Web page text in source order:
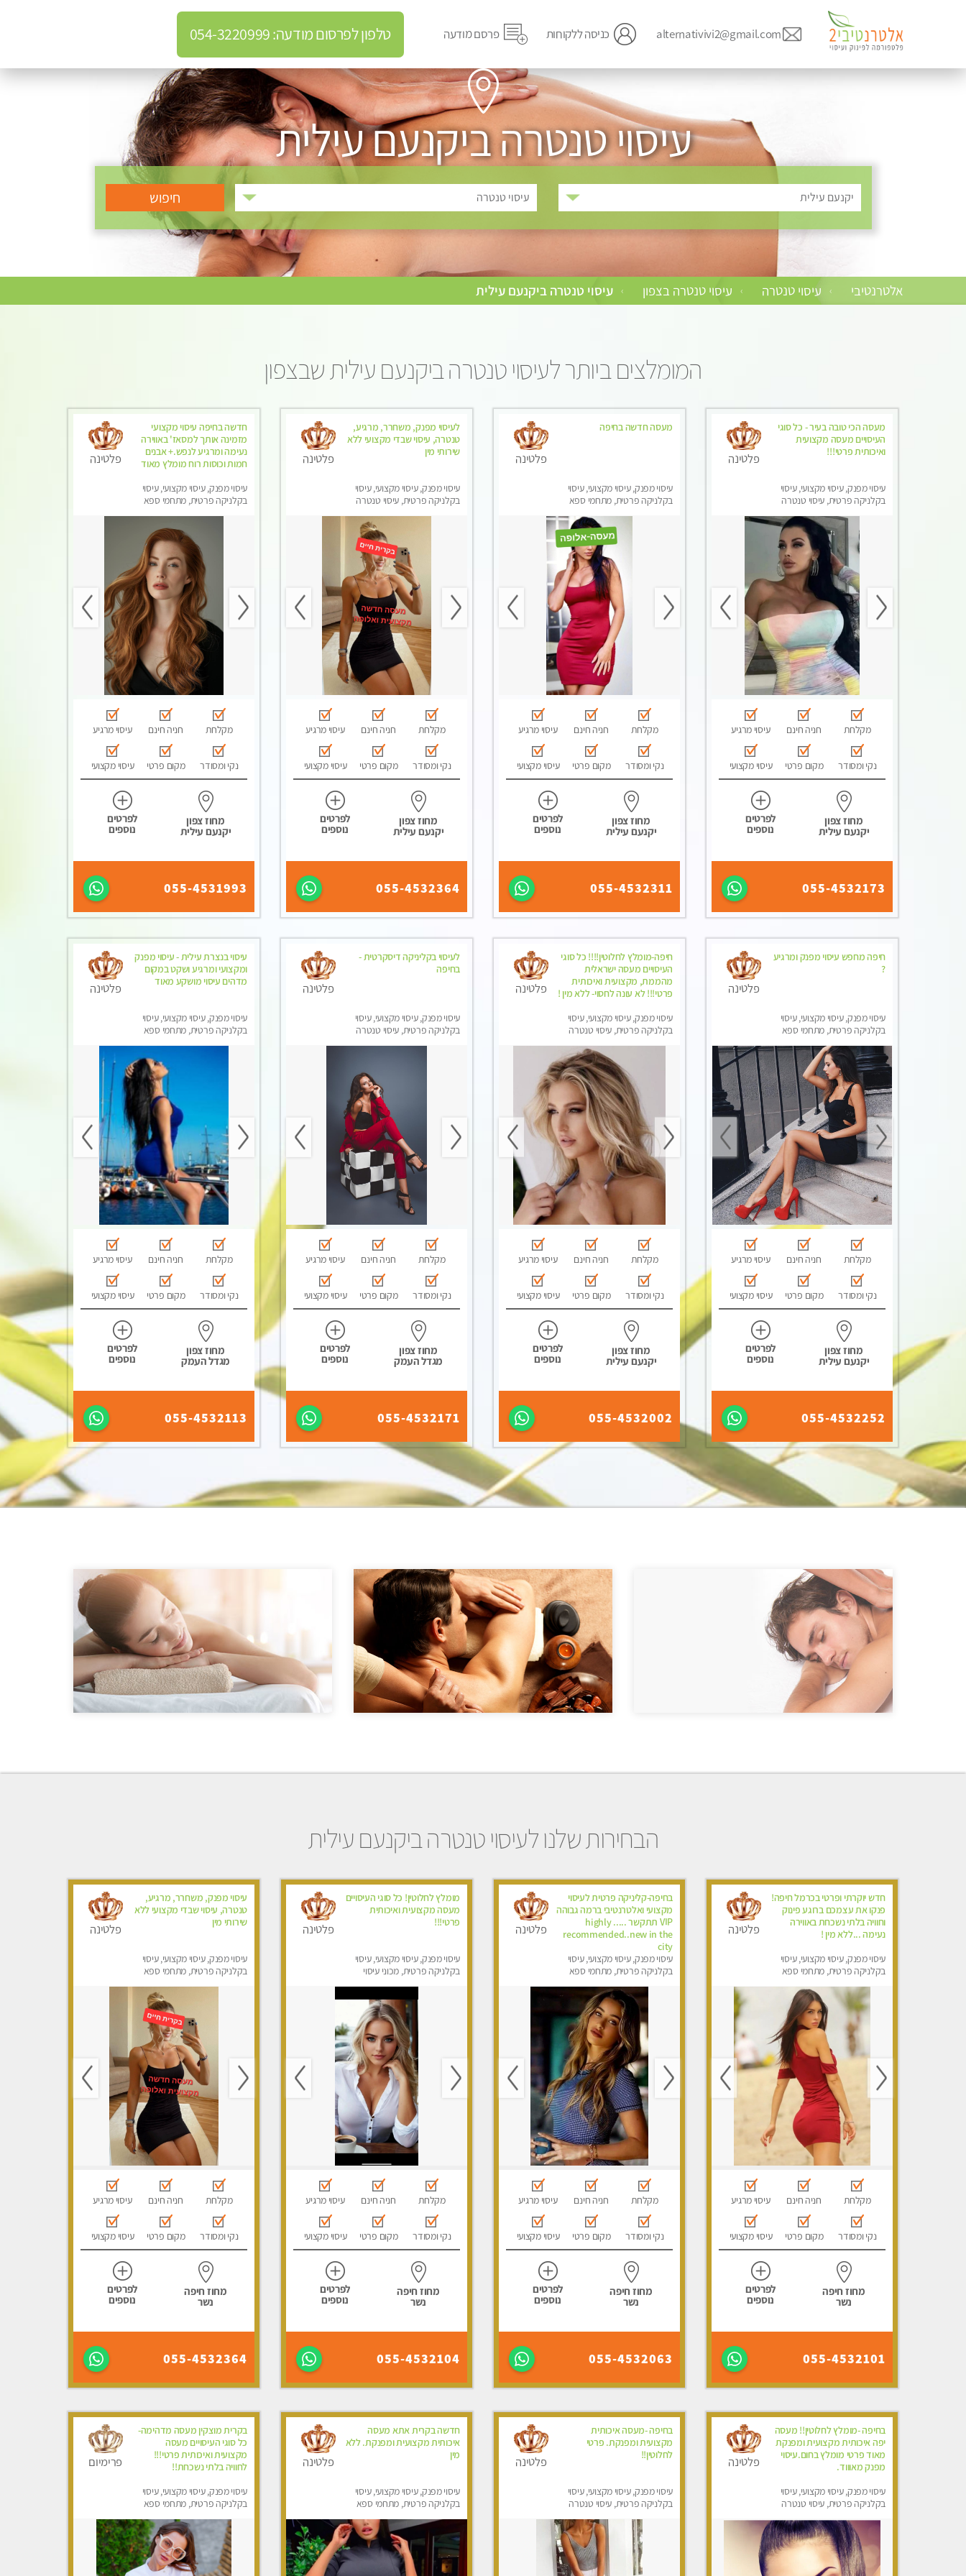
alternativivi2@gmail.com כניסה ללקוחות פרסם מודעה טלפון לפרסום מודעה: 054-3220999
עיסוי טנטרה ביקנעם עילית
יקנעם עילית עיסוי טנטרה
אלטרנטיבי › עיסוי טנטרה › עיסוי טנטרה בצפון › עיסוי טנטרה ביקנעם עילית
המומלצים ביותר לעיסוי טנטרה ביקנעם עילית שבצפון
מעסה הכי טובה בעיר - כל סוגי
העיסויים מעסה מקצועית
ואיכותית פרטי!!!
עיסוי מפנק, עיסוי מקצועי, עיסוי
בקלניקה פרטית, עיסוי טנטרה
פלטינה
מקלחת חניה חינם עיסוי מרגיע
נקי ומסודר מקום פרטי עיסוי מקצועי
מחוז צפון
יקנעם עילית
לפרטים
נוספים
055-4532173
מעסה חדשה בחיפה
עיסוי מפנק, עיסוי מקצועי, עיסוי
בקלניקה פרטית, מתחמי ספא
פלטינה
מקלחת חניה חינם עיסוי מרגיע
נקי ומסודר מקום פרטי עיסוי מקצועי
מחוז צפון
יקנעם עילית
לפרטים
נוספים
055-4532311
לעיסוי מפנק, משחרר, מרגיע,
טנטרה, עיסוי שבדי מקצועי ללא
שירותי מין
עיסוי מפנק, עיסוי מקצועי, עיסוי
בקלניקה פרטית, עיסוי טנטרה
פלטינה
מקלחת חניה חינם עיסוי מרגיע
נקי ומסודר מקום פרטי עיסוי מקצועי
מחוז צפון
יקנעם עילית
לפרטים
נוספים
055-4532364
חדשה בחיפה עיסוי מקצועי
מזמינה אותך למסאז' באווירה
נעימה ומרגיע לנפש.+ אבנים
חמות וכוסות רוח מומלץ מאוד
עיסוי מפנק, עיסוי מקצועי, עיסוי
בקלניקה פרטית, מתחמי ספא
פלטינה
מקלחת חניה חינם עיסוי מרגיע
נקי ומסודר מקום פרטי עיסוי מקצועי
מחוז צפון
יקנעם עילית
לפרטים
נוספים
055-4531993
חיפה מחפש עיסוי מפנק ומרגיע
?
עיסוי מפנק, עיסוי מקצועי, עיסוי
בקלניקה פרטית, מתחמי ספא
פלטינה
מקלחת חניה חינם עיסוי מרגיע
נקי ומסודר מקום פרטי עיסוי מקצועי
מחוז צפון
יקנעם עילית
לפרטים
נוספים
055-4532252
חיפה-מומלץ לחלוטין!!!! כל סוגי
העיסויים מעסה ישראלית
מהממת, מקצועית ואיכותית
פרטי!!! לא עונה לחסוי- ללא מין !
עיסוי מפנק, עיסוי מקצועי, עיסוי
בקלניקה פרטית, עיסוי טנטרה
פלטינה
מקלחת חניה חינם עיסוי מרגיע
נקי ומסודר מקום פרטי עיסוי מקצועי
מחוז צפון
יקנעם עילית
לפרטים
נוספים
055-4532002
לעיסוי בקליניקה דיסקרטית -
בחיפה
עיסוי מפנק, עיסוי מקצועי, עיסוי
בקלניקה פרטית, עיסוי טנטרה
פלטינה
מקלחת חניה חינם עיסוי מרגיע
נקי ומסודר מקום פרטי עיסוי מקצועי
מחוז צפון
מגדל העמק
לפרטים
נוספים
055-4532171
עיסוי בנצרת עילית - עיסוי מפנק
ומקצועי ומרגיע ושקט במקום
מדהים עיסוי מושקע מאוד
עיסוי מפנק, עיסוי מקצועי, עיסוי
בקלניקה פרטית, מתחמי ספא
פלטינה
מקלחת חניה חינם עיסוי מרגיע
נקי ומסודר מקום פרטי עיסוי מקצועי
מחוז צפון
מגדל העמק
לפרטים
נוספים
055-4532113
הבחירות שלנו לעיסוי טנטרה ביקנעם עילית
חדש יוקרתי ופרטי בכרמל חיפה!
פנקו את עצמכם ברוגע פינוק
וחוויה בלתי נשכחת באווירה
נעימה ...ללא מין !
עיסוי מפנק, עיסוי מקצועי, עיסוי
בקלניקה פרטית, מתחמי ספא
פלטינה
מקלחת חניה חינם עיסוי מרגיע
נקי ומסודר מקום פרטי עיסוי מקצועי
מחוז חיפה
נשר
לפרטים
נוספים
055-4532101
בחיפה-קליניקה פרטית לעיסוי
מקצועי ואלטרנטיבי ברמה גבוהה
VIP תתקשר ..... highly
recommended..new in the
city
עיסוי מפנק, עיסוי מקצועי, עיסוי
בקלניקה פרטית, מתחמי ספא
פלטינה
מקלחת חניה חינם עיסוי מרגיע
נקי ומסודר מקום פרטי עיסוי מקצועי
מחוז חיפה
נשר
לפרטים
נוספים
055-4532063
מומלץ לחלוטין! כל סוגי העיסויים
מעסה מקצועית ואיכותית
פרטי!!!
עיסוי מפנק, עיסוי מקצועי, עיסוי
בקלניקה פרטית, מכוני עיסוי
פלטינה
מקלחת חניה חינם עיסוי מרגיע
נקי ומסודר מקום פרטי עיסוי מקצועי
מחוז חיפה
נשר
לפרטים
נוספים
055-4532104
עיסוי מפנק, משחרר, מרגיע,
טנטרה, עיסוי שבדי מקצועי ללא
שירותי מין
עיסוי מפנק, עיסוי מקצועי, עיסוי
בקלניקה פרטית, מתחמי ספא
פלטינה
מקלחת חניה חינם עיסוי מרגיע
נקי ומסודר מקום פרטי עיסוי מקצועי
מחוז חיפה
נשר
לפרטים
נוספים
055-4532364
בחיפה -מומלץ לחלוטין!! מעסה
יפה איכותית מקצועית ומפנקת
מאוד פרטי מומלץ בחום.עיסוי
מפנק מאוווד.
עיסוי מפנק, עיסוי מקצועי, עיסוי
בקלניקה פרטית, עיסוי טנטרה
פלטינה
בחיפה -מעסה איכותית
מקצועית ומפנקת. פרטי
לחלוטין!!
עיסוי מפנק, עיסוי מקצועי, עיסוי
בקלניקה פרטית, עיסוי טנטרה
פלטינה
חדשה בקרית אתא מעסה
איכותית מקצועית ומפנקת. ללא
מין
עיסוי מפנק, עיסוי מקצועי, עיסוי
בקלניקה פרטית, מתחמי ספא
פלטינה
בקרית מוצקין מעסה מדהימה-
כל סוגי העיסויים מעסה
מקצועית ואיכותית פרטי!!!
לחוויה בלתי נשכחת!!
עיסוי מפנק, עיסוי מקצועי, עיסוי
בקלניקה פרטית, מתחמי ספא
פרימיום